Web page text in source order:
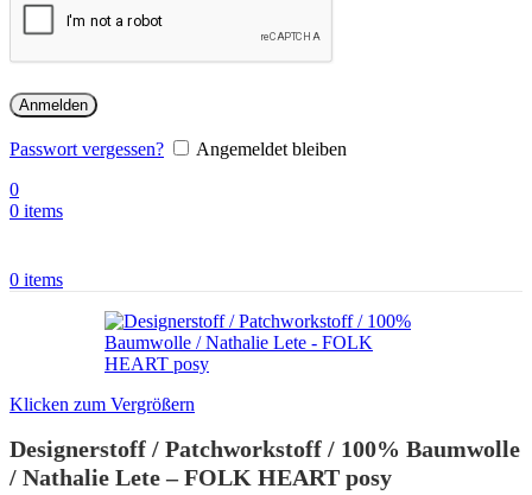
Anmelden
Passwort vergessen?
Angemeldet bleiben
0
0 items
0 items
Klicken zum Vergrößern
Designerstoff / Patchworkstoff / 100% Baumwolle
/ Nathalie Lete – FOLK HEART posy